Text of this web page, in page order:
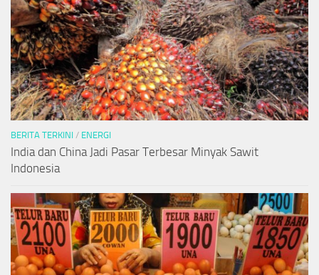
BERITA TERKINI / ENERGI
India dan China Jadi Pasar Terbesar Minyak Sawit
Indonesia